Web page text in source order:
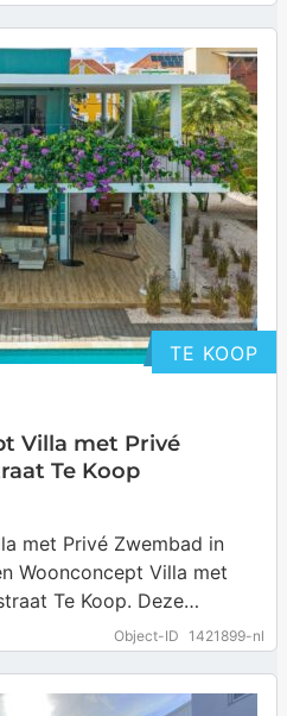
TE KOOP
Villa met Privé
Te Koop
Object-ID 1421899-nl
met Privé Zwembad in
Woonconcept Villa met
Te Koop. Deze
unieke combinatie van…